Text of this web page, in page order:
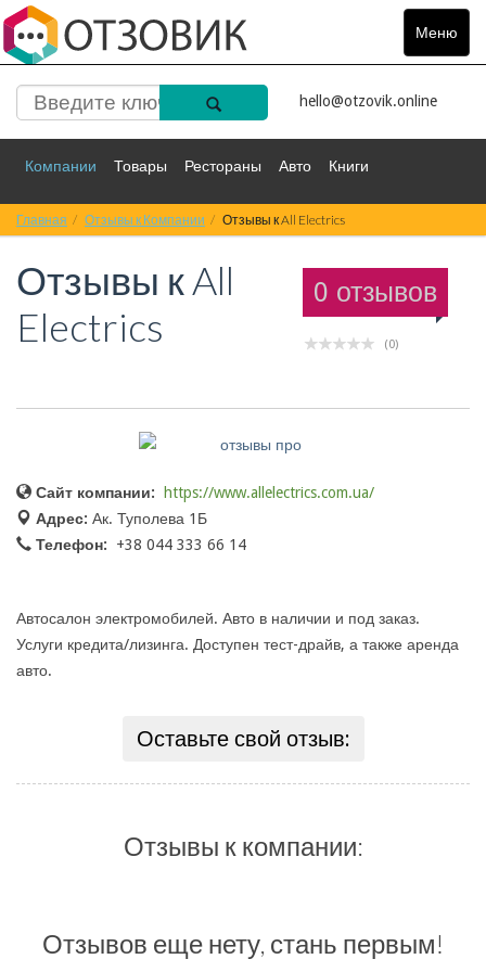
Меню
Toggle
hello@otzovik.online
Компании Товары Рестораны Авто Книги
Спорт Фильмы Деньги Путешествия
Красота Здоровье Остальное
Главная Отзывы к Компании Отзывы к All Electrics
0 отзывов
(0)
Отзывы кAll
Electrics
Сайт компании:
https://www.allelectrics.com.ua/
Адрес: Ак. Туполева 1Б
Телефон:
+38 044 333 66 14
Автосалон электромобилей. Авто в наличии и под заказ.
Услуги кредита/лизинга. Доступен тест-драйв, а также аренда
авто.
Оставьте свой отзыв:
Отзывы к компании:
Отзывов еще нету, стань первым!